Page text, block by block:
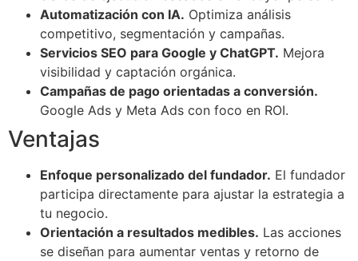
Automatización con IA. Optimiza análisis
competitivo, segmentación y campañas.
Servicios SEO para Google y ChatGPT. Mejora
visibilidad y captación orgánica.
Campañas de pago orientadas a conversión.
Google Ads y Meta Ads con foco en ROI.
Ventajas
Enfoque personalizado del fundador. El fundador
participa directamente para ajustar la estrategia a
tu negocio.
Orientación a resultados medibles. Las acciones
se diseñan para aumentar ventas y retorno de